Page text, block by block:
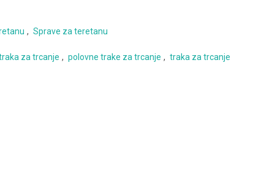
, Sprave za teretanu
za trcanje , polovne trake za trcanje , traka za trcanje